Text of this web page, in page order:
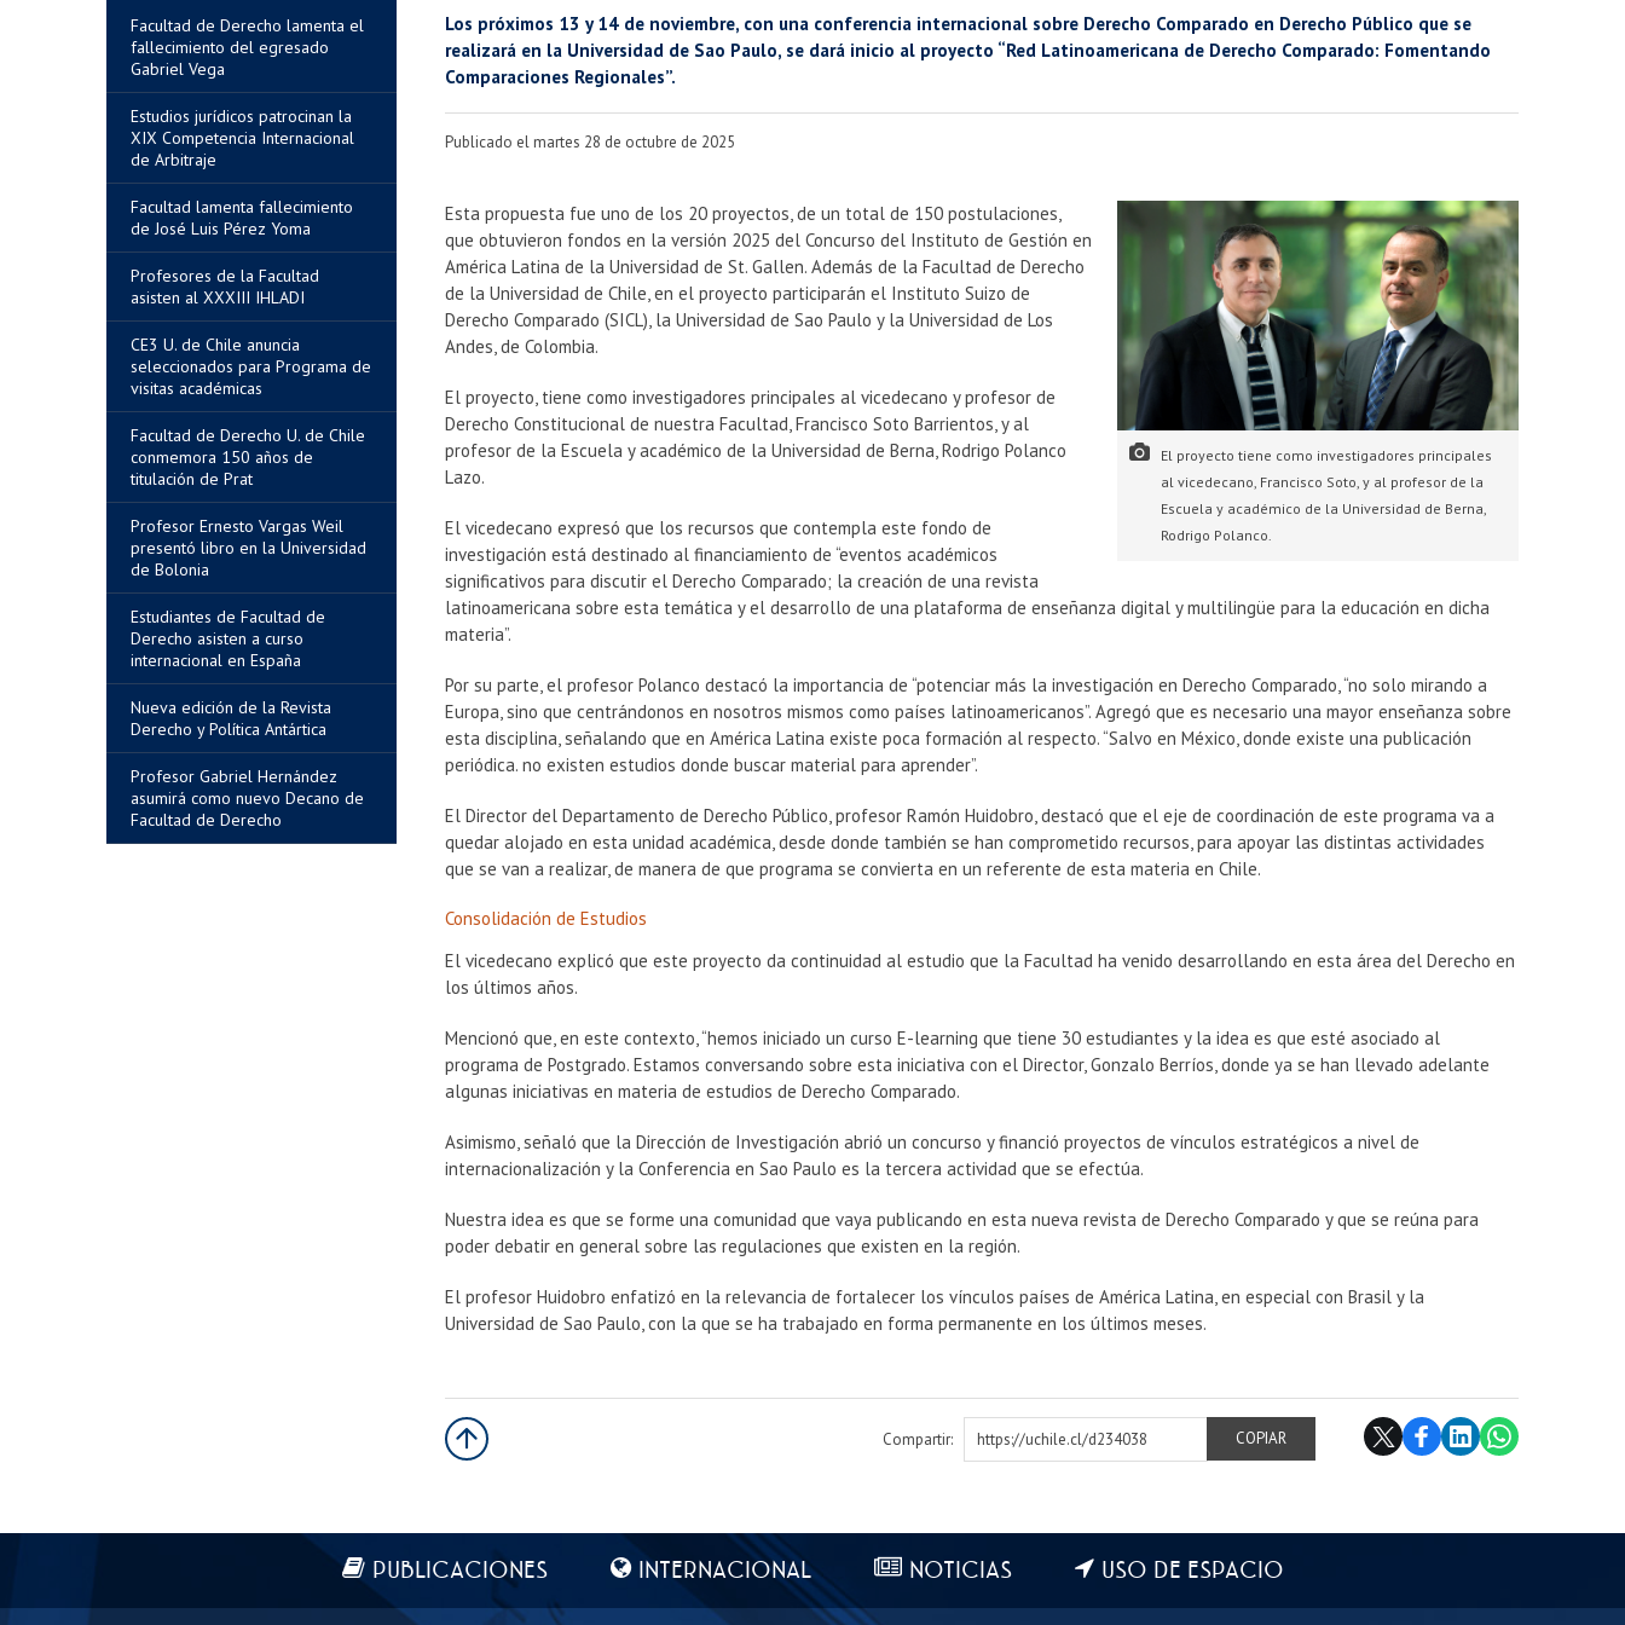
Facultad de Derecho lamenta el
fallecimiento del egresado
Gabriel Vega
Estudios jurídicos patrocinan la
XIX Competencia Internacional
de Arbitraje
Facultad lamenta fallecimiento
de José Luis Pérez Yoma
Profesores de la Facultad
asisten al XXXIII IHLADI
CE3 U. de Chile anuncia
seleccionados para Programa de
visitas académicas
Facultad de Derecho U. de Chile
conmemora 150 años de
titulación de Prat
Profesor Ernesto Vargas Weil
presentó libro en la Universidad
de Bolonia
Estudiantes de Facultad de
Derecho asisten a curso
internacional en España
Nueva edición de la Revista
Derecho y Política Antártica
Profesor Gabriel Hernández
asumirá como nuevo Decano de
Facultad de Derecho
Los próximos 13 y 14 de noviembre, con una conferencia internacional sobre Derecho Comparado en Derecho Público que se
realizará en la Universidad de Sao Paulo, se dará inicio al proyecto “Red Latinoamericana de Derecho Comparado: Fomentando
Comparaciones Regionales”.
Publicado el martes 28 de octubre de 2025
El proyecto tiene como investigadores principales
al vicedecano, Francisco Soto, y al profesor de la
Escuela y académico de la Universidad de Berna,
Rodrigo Polanco.
Esta propuesta fue uno de los 20 proyectos, de un total de 150 postulaciones,
que obtuvieron fondos en la versión 2025 del Concurso del Instituto de Gestión en
América Latina de la Universidad de St. Gallen. Además de la Facultad de Derecho
de la Universidad de Chile, en el proyecto participarán el Instituto Suizo de
Derecho Comparado (SICL), la Universidad de Sao Paulo y la Universidad de Los
Andes, de Colombia.
El proyecto, tiene como investigadores principales al vicedecano y profesor de
Derecho Constitucional de nuestra Facultad, Francisco Soto Barrientos, y al
profesor de la Escuela y académico de la Universidad de Berna, Rodrigo Polanco
Lazo.
El vicedecano expresó que los recursos que contempla este fondo de
investigación está destinado al financiamiento de “eventos académicos
significativos para discutir el Derecho Comparado; la creación de una revista
latinoamericana sobre esta temática y el desarrollo de una plataforma de enseñanza digital y multilingüe para la educación en dicha
materia”.
Por su parte, el profesor Polanco destacó la importancia de “potenciar más la investigación en Derecho Comparado, “no solo mirando a
Europa, sino que centrándonos en nosotros mismos como países latinoamericanos”. Agregó que es necesario una mayor enseñanza sobre
esta disciplina, señalando que en América Latina existe poca formación al respecto. “Salvo en México, donde existe una publicación
periódica. no existen estudios donde buscar material para aprender”.
El Director del Departamento de Derecho Público, profesor Ramón Huidobro, destacó que el eje de coordinación de este programa va a
quedar alojado en esta unidad académica, desde donde también se han comprometido recursos, para apoyar las distintas actividades
que se van a realizar, de manera de que programa se convierta en un referente de esta materia en Chile.
Consolidación de Estudios
El vicedecano explicó que este proyecto da continuidad al estudio que la Facultad ha venido desarrollando en esta área del Derecho en
los últimos años.
Mencionó que, en este contexto, “hemos iniciado un curso E-learning que tiene 30 estudiantes y la idea es que esté asociado al
programa de Postgrado. Estamos conversando sobre esta iniciativa con el Director, Gonzalo Berríos, donde ya se han llevado adelante
algunas iniciativas en materia de estudios de Derecho Comparado.
Asimismo, señaló que la Dirección de Investigación abrió un concurso y financió proyectos de vínculos estratégicos a nivel de
internacionalización y la Conferencia en Sao Paulo es la tercera actividad que se efectúa.
Nuestra idea es que se forme una comunidad que vaya publicando en esta nueva revista de Derecho Comparado y que se reúna para
poder debatir en general sobre las regulaciones que existen en la región.
El profesor Huidobro enfatizó en la relevancia de fortalecer los vínculos países de América Latina, en especial con Brasil y la
Universidad de Sao Paulo, con la que se ha trabajado en forma permanente en los últimos meses.
Compartir:
https://uchile.cl/d234038
COPIAR
PUBLICACIONES INTERNACIONAL NOTICIAS USO DE ESPACIO